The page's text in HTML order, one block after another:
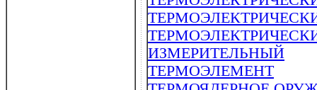
ИЗМЕРИТЕЛЬНЫЙ
ТЕРМОЭЛЕМЕНТ